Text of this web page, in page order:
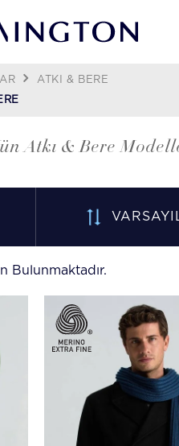
ATKI & BERE
Atkı & Bere
Bulunmaktadır.